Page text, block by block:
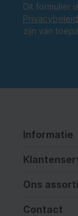
Dit formulier
Privacybeleid
zijn van
Informatie
Ons
Contact